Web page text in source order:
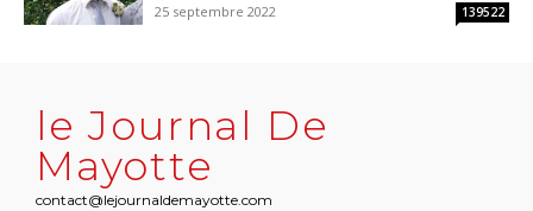
25 septembre 2022 139522
le Journal De
Mayotte
contact@lejournaldemayotte.com